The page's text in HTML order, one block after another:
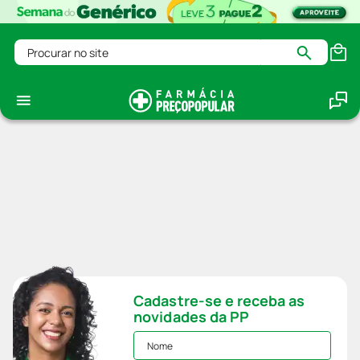
Procurar no site
Cadastre-se e receba as
novidades da PP